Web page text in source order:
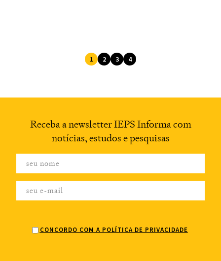
1 2 3 4
Receba a newsletterIEPS Informa com
notícias, estudos e pesquisas
CONCORDO COM A POLÍTICA DE PRIVACIDADE